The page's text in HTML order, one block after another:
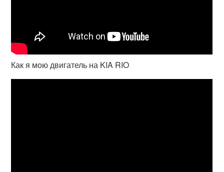
Как я мою двигатель на KIA RIO